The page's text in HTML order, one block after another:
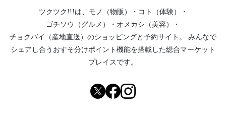
ツクツク!!!は、 モノ（物販） ・ コト（体験）
・
ゴチソウ（グルメ）
・ オメカシ（美容）
・
チョクバイ（産地直送） のショッピングと予約サイト。
みんなで
シェアし合う おすそ分けポイント機能を搭載した総合マーケット
プレイスです。